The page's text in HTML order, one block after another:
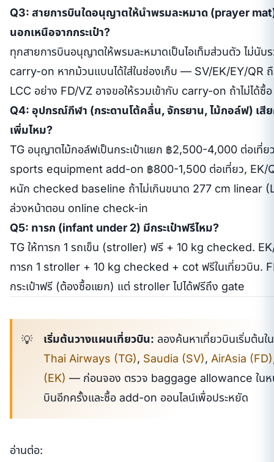
Q3: สายการบินใดอนุญาตให้นำพรมละหมาด (prayer
นอกเหนือจากกระเป๋า?
ทุกสายการบินอนุญาตให้พรมละหมาดเป็นไอเท็มส่วนตัว ไม่นับ
carry-on หากม้วนแบนได้ใส่ในช่องเก็บ — SV/EK/EY/QR ถื
LCC อย่าง FD/VZ อาจขอให้รวมเข้ากับ carry-on ถ้าไม่ได้ซื้
Q4: อุปกรณ์กีฬา (กระดานโต้คลื่น, จักรยาน, ไม้กอล์ฟ) เสี
เพิ่มไหม?
TG อนุญาตไม้กอล์ฟเป็นกระเป๋าแยก ฿2,500-4,000 ต่อเที่ย
sports equipment add-on ฿800-1,500 ต่อเที่ยว, EK/
หนัก checked baseline ถ้าไม่เกินขนาด 277 cm linear
ล่วงหน้าตอน online check-in
Q5: ทารก (infant under 2) มีกระเป๋าฟรีไหม?
TG ให้ทารก 1 รถเข็น (stroller) ฟรี + 10 kg checked.
ทารก 1 stroller + 10 kg checked + cot ฟรีในเที่ยวบิน.
กระเป๋าฟรี (ต้องซื้อแยก) แต่ stroller ไปได้ฟรีถึง gate
เริ่มต้นวางแผนเที่ยวบิน: ลองค้นหาเที่ยวบินเริ่มต้นใ
Thai Airways (TG), Saudia (SV), AirAsia (FD)
(EK) — ก่อนจอง ตรวจ baggage allowance ในห
บินอีกครั้งและซื้อ add-on ออนไลน์เพื่อประหยัด
อ่านต่อ: